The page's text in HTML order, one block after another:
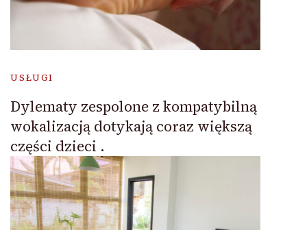
USŁUGI
Dylematy zespolone z kompatybilną
wokalizacją dotykają coraz większą
części dzieci .